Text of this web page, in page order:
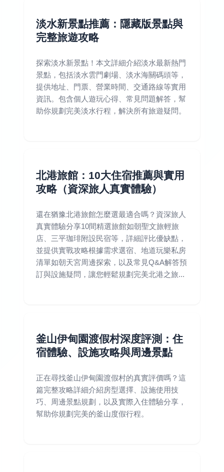
淡水新景點推薦：隱藏版景點與
完整旅遊攻略
探索淡水新景點！本文詳細介紹淡水最新熱門
景點，包括淡水雲門劇場、淡水海關碼頭等，
提供地址、門票、營業時間、交通路線等實用
資訊。包含個人遊玩心得、常見問題解答，幫
助你規劃完美淡水行程，解決所有旅遊疑問。
北港旅館：10大住宿推薦與實用
攻略（資深旅人真實體驗）
還在猶豫北港旅館怎麼選最適合嗎？資深旅人
真實體驗分享10間精選旅館如朝聖文旅輕旅
店、三平珈琲附設民宿等，詳細評比優缺點，
並提供實戰攻略根據需求選宿、地道玩樂私房
清單如朝天宮周邊探索，以及常見Q&A解答預
訂與設施疑問，讓您輕鬆規劃完美北港之旅...
釜山伊甸園渡假村深度評測：住
宿體驗、設施攻略與周邊景點
正在尋找釜山伊甸園渡假村的真實評價嗎？這
篇完整攻略詳細介紹房型選擇、設施使用技
巧、周邊景點規劃，以及實際入住體驗分享，
幫助你規劃完美的釜山度假行程。